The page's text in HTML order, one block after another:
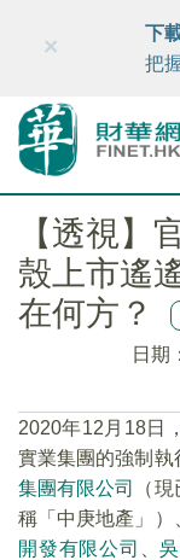
財華智庫網
×
下
把
【透視】
殼上市遙
在何方？
日期：
2020年12月18日
實業集團的強制
集團有限公司
（
稱「中庚地產」）
開發有限公司
、